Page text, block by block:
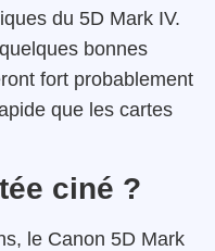
du 5D Mark IV.
bonnes
fort probablement
que les cartes
ciné ?
le Canon 5D Mark